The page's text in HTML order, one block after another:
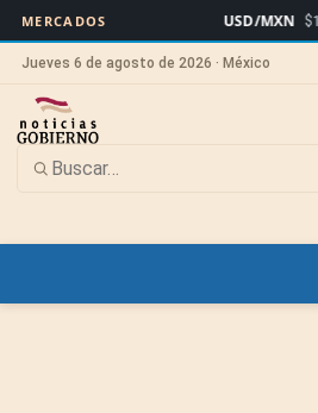
MERCADOS USD/MXN $17.23
Jueves 6 de agosto de 2026 · México